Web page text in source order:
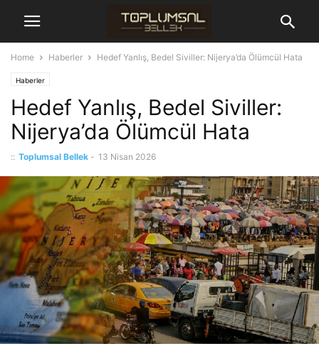
Home Haberler Hedef Yanlış, Bedel Siviller: Nijerya’da Ölümcül Hata
Haberler
Hedef Yanlış, Bedel Siviller:
Nijerya’da Ölümcül Hata
:: Toplumsal Bellek - 13 Nisan 2026